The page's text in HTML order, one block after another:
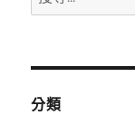
尋
鍵
分類